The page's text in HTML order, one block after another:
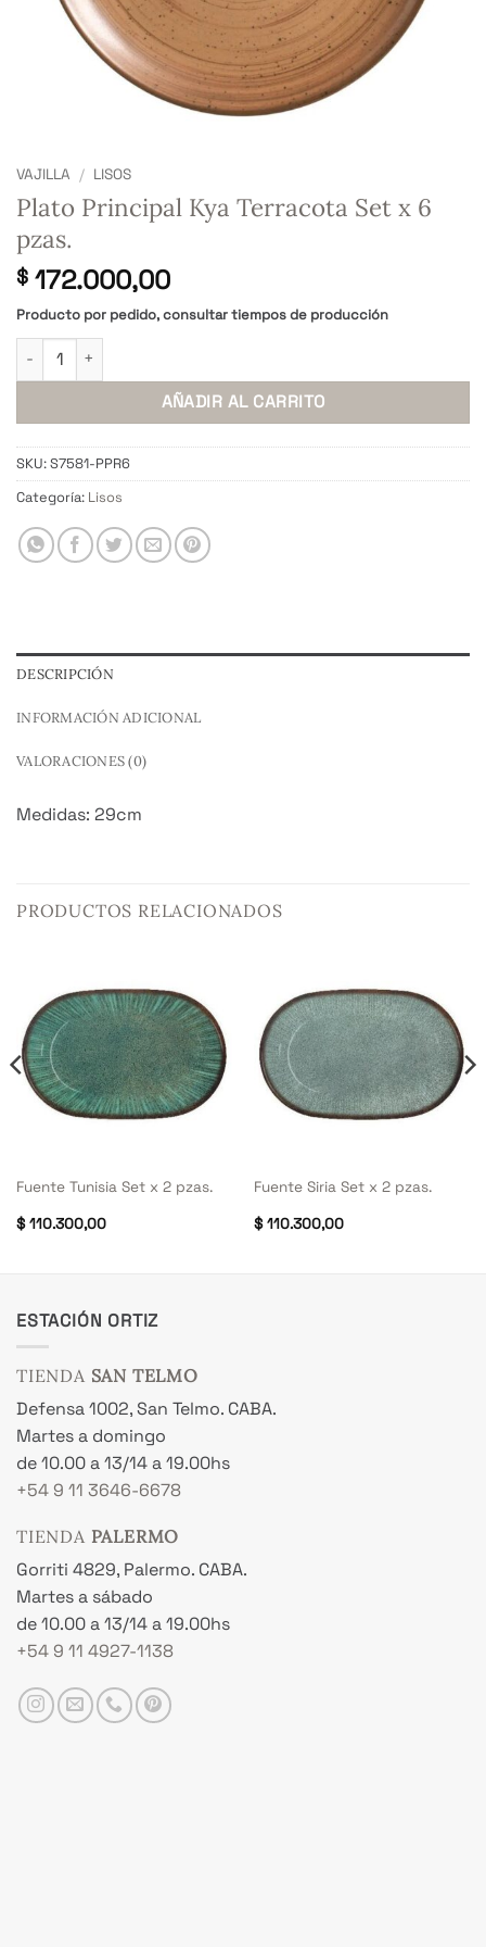
VAJILLA / LISOS
Plato Principal Kya Terracota Set x 6
pzas.
$ 172.000,00
Producto por pedido, consultar tiempos de producción
Plato Principal Kya Terracota Set x 6 pzas. cantidad
AÑADIR AL CARRITO
SKU:S7581-PPR6
Categoría: Lisos
DESCRIPCIÓN
INFORMACIÓN ADICIONAL
VALORACIONES (0)
Medidas: 29cm
PRODUCTOS RELACIONADOS
Fuente Tunisia Set x 2 pzas.
$110.300,00
Fuente Siria Set x 2 pzas.
$110.300,00
ESTACIÓN ORTIZ
TIENDA SAN TELMO
Defensa 1002, San Telmo. CABA.
Martes a domingo
de 10.00 a 13/14 a 19.00hs
+54 9 11 3646-6678
TIENDA PALERMO
Gorriti 4829, Palermo. CABA.
Martes a sábado
de 10.00 a 13/14 a 19.00hs
+54 9 11 4927-1138